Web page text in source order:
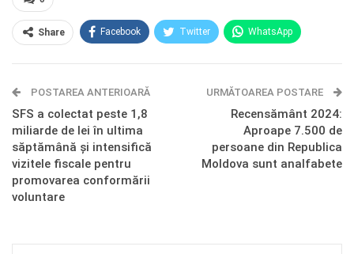
Share Facebook Twitter WhatsApp
Telegram OK.ru
POSTAREA ANTERIOARĂ
SFS a colectat peste 1,8
miliarde de lei în ultima
săptămână și intensifică
vizitele fiscale pentru
promovarea conformării
voluntare
URMĂTOAREA POSTARE
Recensământ 2024:
Aproape 7.500 de
persoane din Republica
Moldova sunt analfabete